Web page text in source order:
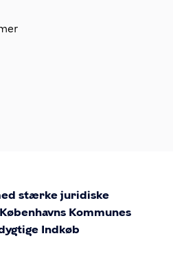
stærke juridiske
Kommunes
Indkøb